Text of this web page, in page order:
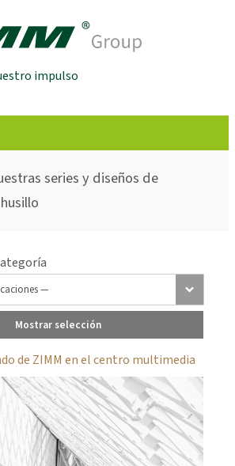
impulso
series y diseños de
Mostrar selección
de ZIMM en el centro multimedia